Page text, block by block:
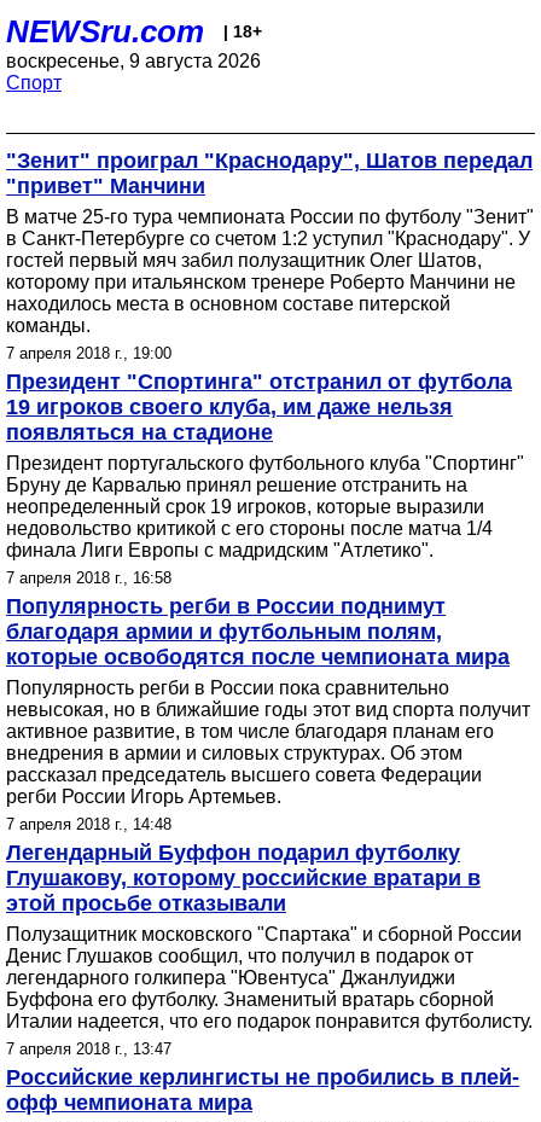
NEWSru.com | 18+
воскресенье, 9 августа 2026
Спорт
"Зенит" проиграл "Краснодару", Шатов передал
"привет" Манчини
В матче 25-го тура чемпионата России по футболу "Зенит"
в Санкт-Петербурге со счетом 1:2 уступил "Краснодару". У
гостей первый мяч забил полузащитник Олег Шатов,
которому при итальянском тренере Роберто Манчини не
находилось места в основном составе питерской
команды.
7 апреля 2018 г., 19:00
Президент "Спортинга" отстранил от футбола
19 игроков своего клуба, им даже нельзя
появляться на стадионе
Президент португальского футбольного клуба "Спортинг"
Бруну де Карвалью принял решение отстранить на
неопределенный срок 19 игроков, которые выразили
недовольство критикой с его стороны после матча 1/4
финала Лиги Европы с мадридским "Атлетико".
7 апреля 2018 г., 16:58
Популярность регби в России поднимут
благодаря армии и футбольным полям,
которые освободятся после чемпионата мира
Популярность регби в России пока сравнительно
невысокая, но в ближайшие годы этот вид спорта получит
активное развитие, в том числе благодаря планам его
внедрения в армии и силовых структурах. Об этом
рассказал председатель высшего совета Федерации
регби России Игорь Артемьев.
7 апреля 2018 г., 14:48
Легендарный Буффон подарил футболку
Глушакову, которому российские вратари в
этой просьбе отказывали
Полузащитник московского "Спартака" и сборной России
Денис Глушаков сообщил, что получил в подарок от
легендарного голкипера "Ювентуса" Джанлуиджи
Буффона его футболку. Знаменитый вратарь сборной
Италии надеется, что его подарок понравится футболисту.
7 апреля 2018 г., 13:47
Российские керлингисты не пробились в плей-
офф чемпионата мира